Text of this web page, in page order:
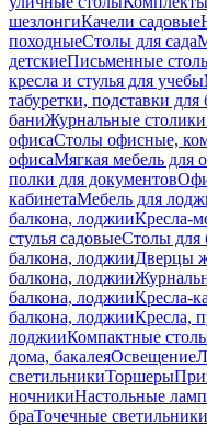
шезлонгиКачели садовые
походныеСтолы для сада
детскиеПисьменные
кресла и стулья для учебы
табуретки, подставки для
баниЖурнальные
офисаСтолы офисные,
офисаМягкая мебель для
полки для документов
кабинетаМебель для
балкона, лоджииКресла-
стулья садовыеСтолы для
балкона, лоджииДверцы
балкона, лоджии
балкона, лоджииКресла-
балкона, лоджииКресла,
лоджииКомпактные
дома, бакалеяОсвещение
светильникиТоршеры
ночникиНастольные
браТочечные светильники